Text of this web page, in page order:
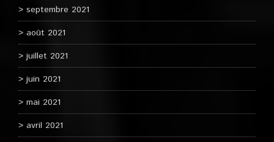
septembre 2021
août 2021
juillet 2021
juin 2021
mai 2021
avril 2021